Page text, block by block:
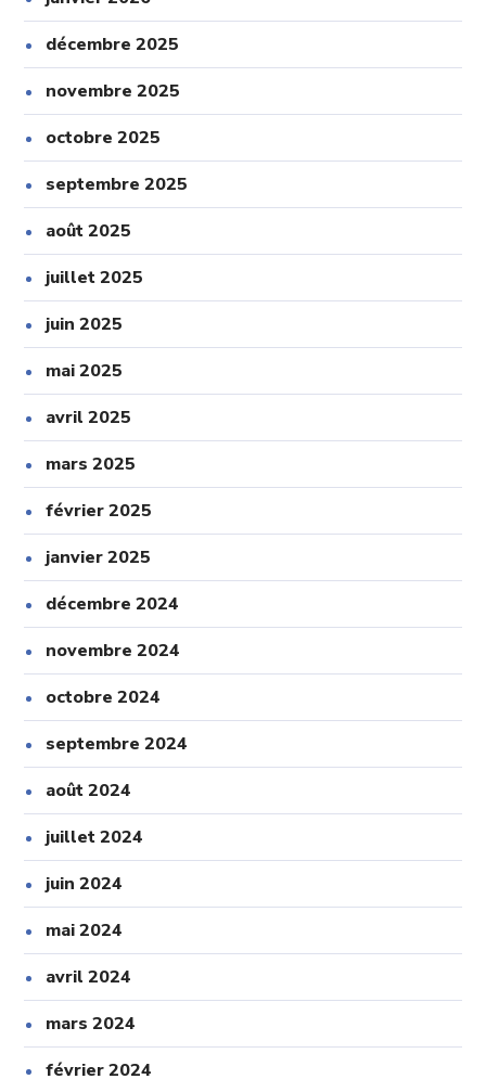
décembre 2025
novembre 2025
octobre 2025
septembre 2025
août 2025
juillet 2025
juin 2025
mai 2025
avril 2025
mars 2025
février 2025
janvier 2025
décembre 2024
novembre 2024
octobre 2024
septembre 2024
août 2024
juillet 2024
juin 2024
mai 2024
avril 2024
mars 2024
février 2024